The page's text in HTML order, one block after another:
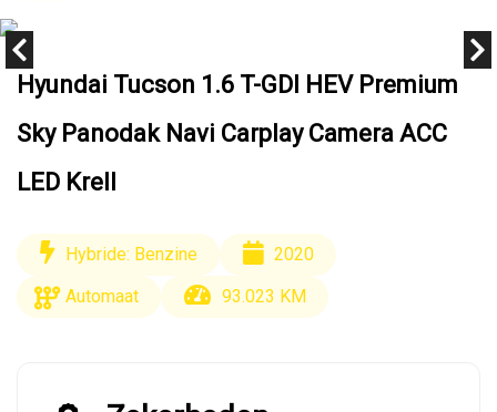
Hyundai Tucson 1.6 T-GDI HEV Premium
Sky Panodak Navi Carplay Camera ACC
LED Krell
Hybride: Benzine
2020
Automaat
93.023 KM